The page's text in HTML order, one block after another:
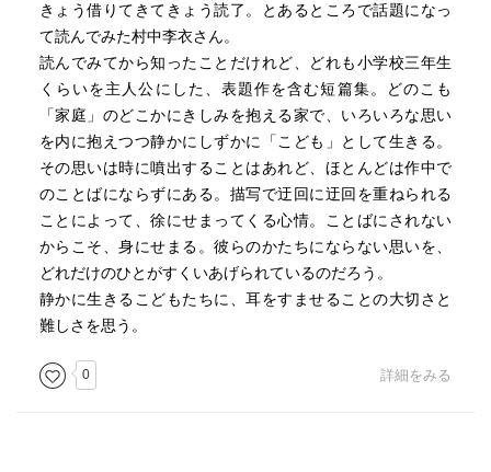
きょう借りてきてきょう読了。とあるところで話題になっ
て読んでみた村中李衣さん。
読んでみてから知ったことだけれど、どれも小学校三年生
くらいを主人公にした、表題作を含む短篇集。どのこも
「家庭」のどこかにきしみを抱える家で、いろいろな思い
を内に抱えつつ静かにしずかに「こども」として生きる。
その思いは時に噴出することはあれど、ほとんどは作中で
のことばにならずにある。描写で迂回に迂回を重ねられる
ことによって、徐にせまってくる心情。ことばにされない
からこそ、身にせまる。彼らのかたちにならない思いを、
どれだけのひとがすくいあげられているのだろう。
静かに生きるこどもたちに、耳をすませることの大切さと
難しさを思う。
0 詳細をみる